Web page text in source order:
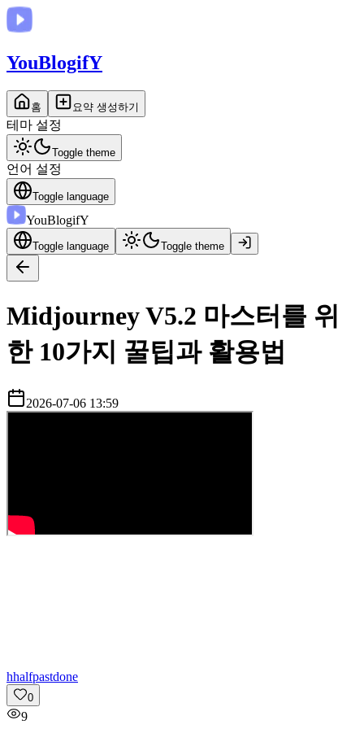
YouBlogifY
홈 요약 생성하기
테마 설정
Toggle theme
언어 설정
Toggle language
YouBlogifY
Toggle language Toggle theme
Midjourney V5.2 마스터를 위
한 10가지 꿀팁과 활용법
2026-07-06 13:59
hhalfpastdone
0
9